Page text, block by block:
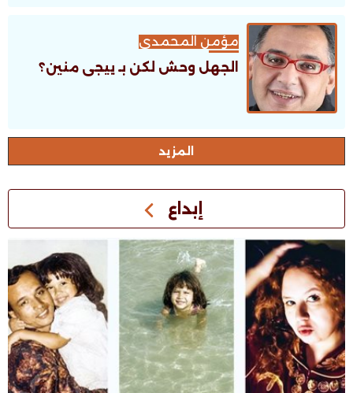
مؤمن المحمدى
الجهل وحش لكن بـ ييجى منين؟
اﻟﻤﺰﻳﺪ
إبداع